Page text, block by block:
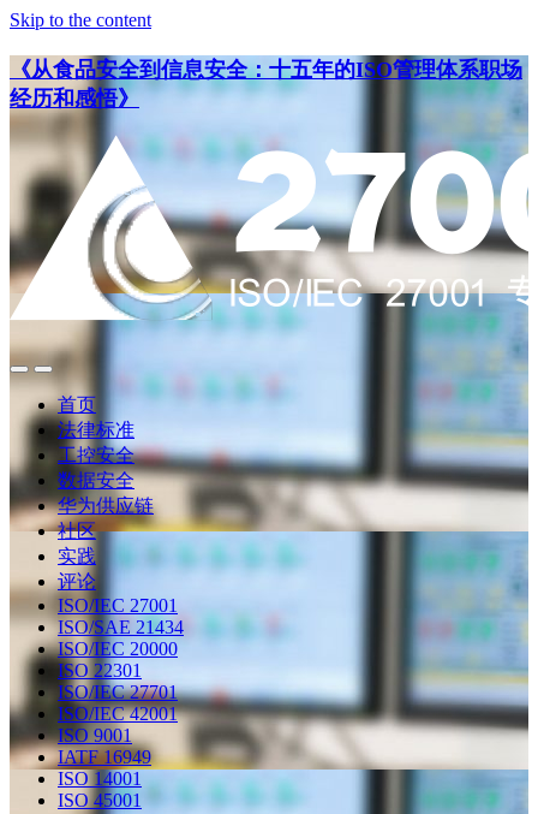
Skip to the content
《从食品安全到信息安全：十五年的ISO管理体系职场
经历和感悟》
点
搜
点
此
查
导
航
首页
法律标准
工控安全
数据安全
华为供应链
社区
实践
评论
ISO/IEC 27001
ISO/SAE 21434
ISO/IEC 20000
ISO 22301
ISO/IEC 27701
ISO/IEC 42001
ISO 9001
IATF 16949
ISO 14001
ISO 45001